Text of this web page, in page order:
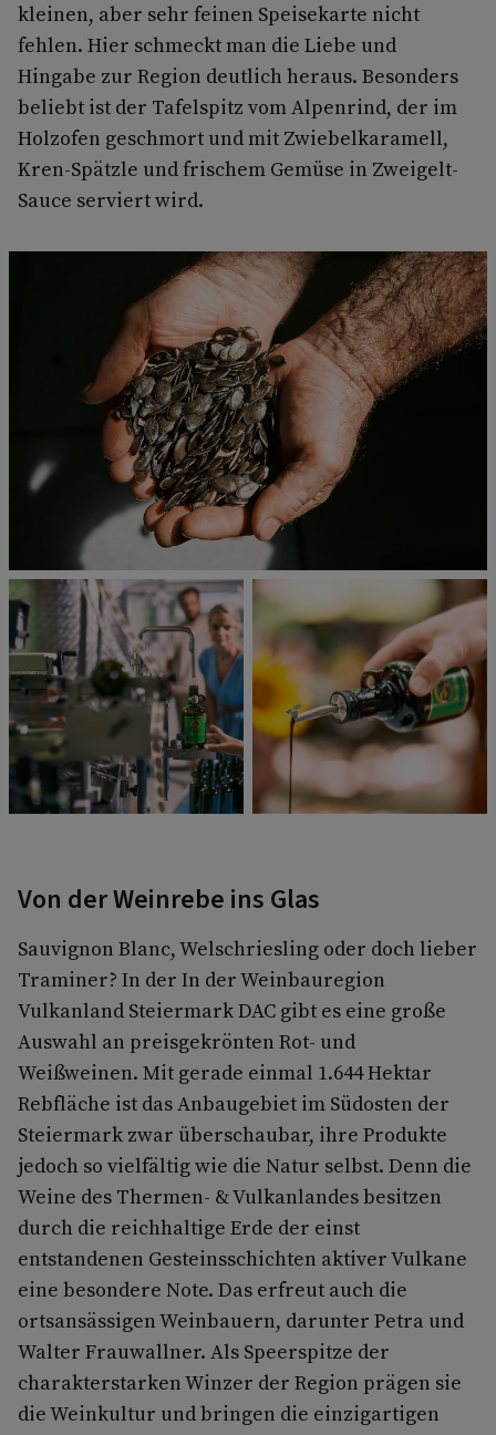
kleinen, aber sehr feinen Speisekarte nicht
fehlen. Hier schmeckt man die Liebe und
Hingabe zur Region deutlich heraus. Besonders
beliebt ist der Tafelspitz vom Alpenrind, der im
Holzofen geschmort und mit Zwiebelkaramell,
Kren-Spätzle und frischem Gemüse in Zweigelt-
Sauce serviert wird.
Von der Weinrebe ins Glas
Sauvignon Blanc, Welschriesling oder doch lieber
Traminer? In der In der Weinbauregion
Vulkanland Steiermark DAC gibt es eine große
Auswahl an preisgekrönten Rot- und
Weißweinen. Mit gerade einmal 1.644 Hektar
Rebfläche ist das Anbaugebiet im Südosten der
Steiermark zwar überschaubar, ihre Produkte
jedoch so vielfältig wie die Natur selbst. Denn die
Weine des Thermen- & Vulkanlandes besitzen
durch die reichhaltige Erde der einst
entstandenen Gesteinsschichten aktiver Vulkane
eine besondere Note. Das erfreut auch die
ortsansässigen Weinbauern, darunter Petra und
Walter Frauwallner. Als Speerspitze der
charakterstarken Winzer der Region prägen sie
die Weinkultur und bringen die einzigartigen